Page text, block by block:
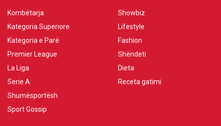
Kombëtarja
Kategoria Superiore
Kategoria e Parë
Premier League
La Liga
Serie A
Shumësportësh
Sport Gossip
Showbiz
Lifestyle
Fashion
Shëndeti
Dieta
Receta gatimi